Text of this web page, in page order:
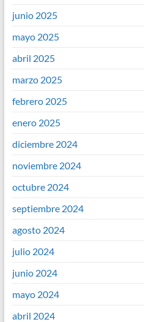
junio 2025
mayo 2025
abril 2025
marzo 2025
febrero 2025
enero 2025
diciembre 2024
noviembre 2024
octubre 2024
septiembre 2024
agosto 2024
julio 2024
junio 2024
mayo 2024
abril 2024